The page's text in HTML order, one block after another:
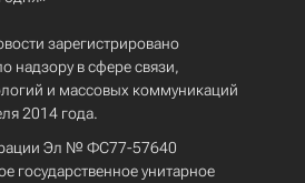
зарегистрировано
надзору в сфере связи,
и массовых коммуникаций
2014 года.
Эл № ФС77-57640
государственное унитарное